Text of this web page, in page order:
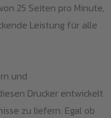
25 Seiten pro Minute,
Leistung für alle
und
Drucker entwickelt
zu liefern. Egal ob